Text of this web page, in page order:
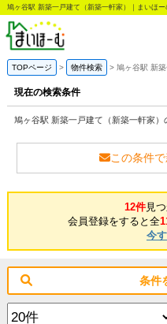
鳩ヶ谷駅 新築一戸建て（新築一軒家）｜まいほー
TOPページ 物件検索 鳩ヶ谷駅 新
現在の検索条件
鳩ヶ谷駅 新築一戸建て（新築一軒家）
この条件
12件見
会員登録をすると全
今
条件